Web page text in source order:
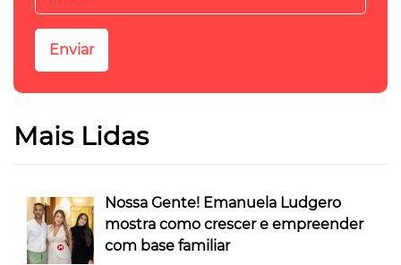
Mais Lidas
Nossa Gente! Emanuela Ludgero
mostra como crescer e empreender
com base familiar